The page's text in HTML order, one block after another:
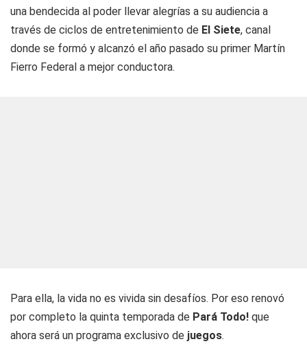
una bendecida al poder llevar alegrías a su audiencia a
través de ciclos de entretenimiento de El Siete, canal
donde se formó y alcanzó el año pasado su primer Martín
Fierro Federal a mejor conductora.
Para ella, la vida no es vivida sin desafíos. Por eso renovó
por completo la quinta temporada de Pará Todo! que
ahora será un programa exclusivo de juegos.